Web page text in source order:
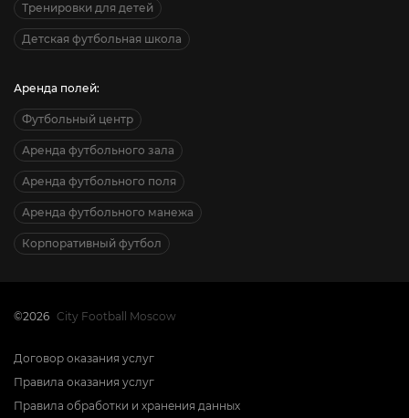
Тренировки для детей
Детская футбольная школа
Аренда полей:
Футбольный центр
Аренда футбольного зала
Аренда футбольного поля
Аренда футбольного манежа
Корпоративный футбол
©2026 City Football Moscow
Договор оказания услуг
Правила оказания услуг
Правила обработки и хранения данных